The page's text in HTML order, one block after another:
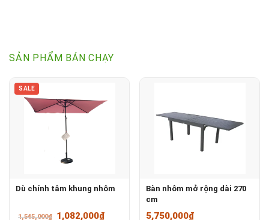
SẢN PHẨM BÁN CHẠY
SALE
Dù chính tâm khung nhôm
1,545,000₫
Giá
1,082,000₫Giá
Bàn nhôm mở rộng dài 270
cm
5,750,000₫